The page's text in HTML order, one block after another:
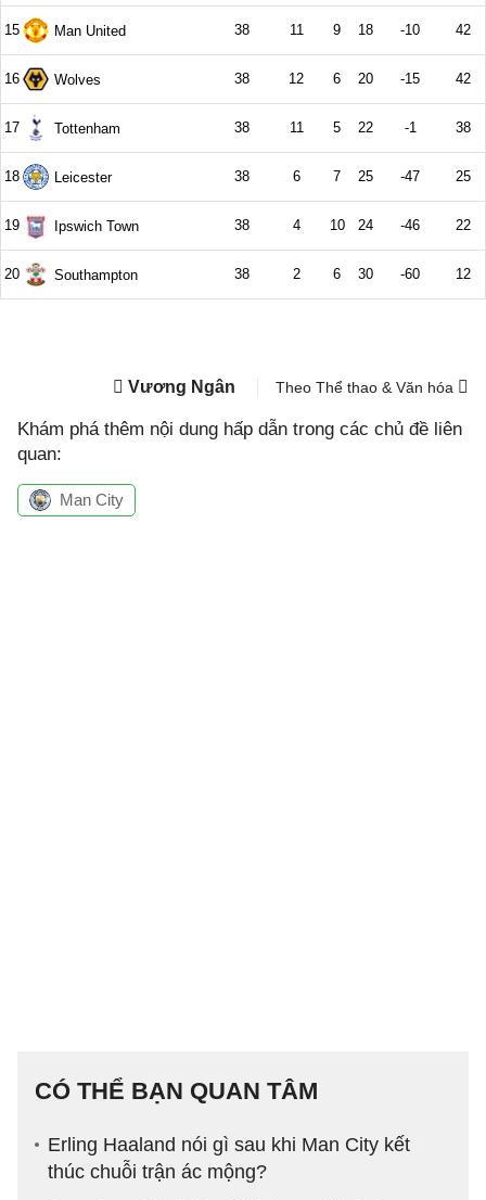
Vương Ngân Theo Thể thao & Văn hóa
Khám phá thêm nội dung hấp dẫn trong các chủ đề liên
quan:
Man City
CÓ THỂ BẠN QUAN TÂM
Erling Haaland nói gì sau khi Man City kết
thúc chuỗi trận ác mộng?